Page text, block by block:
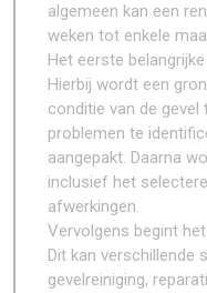
algemeen kan een
weken tot enkele
Het eerste
Hierbij wordt een
conditie van de gevel
problemen te
aangepakt. Daarna
inclusief het
afwerkingen.
Vervolgens begint
Dit kan verschillende
gevelreiniging,